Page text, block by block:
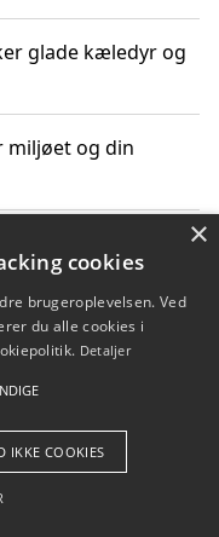
glade kæledyr og
miljøet og din
med at reducere
casino: Din
Aps
×
cookies
brugeroplevelsen. Ved
du alle cookies i
Detaljer
IKKE COOKIES